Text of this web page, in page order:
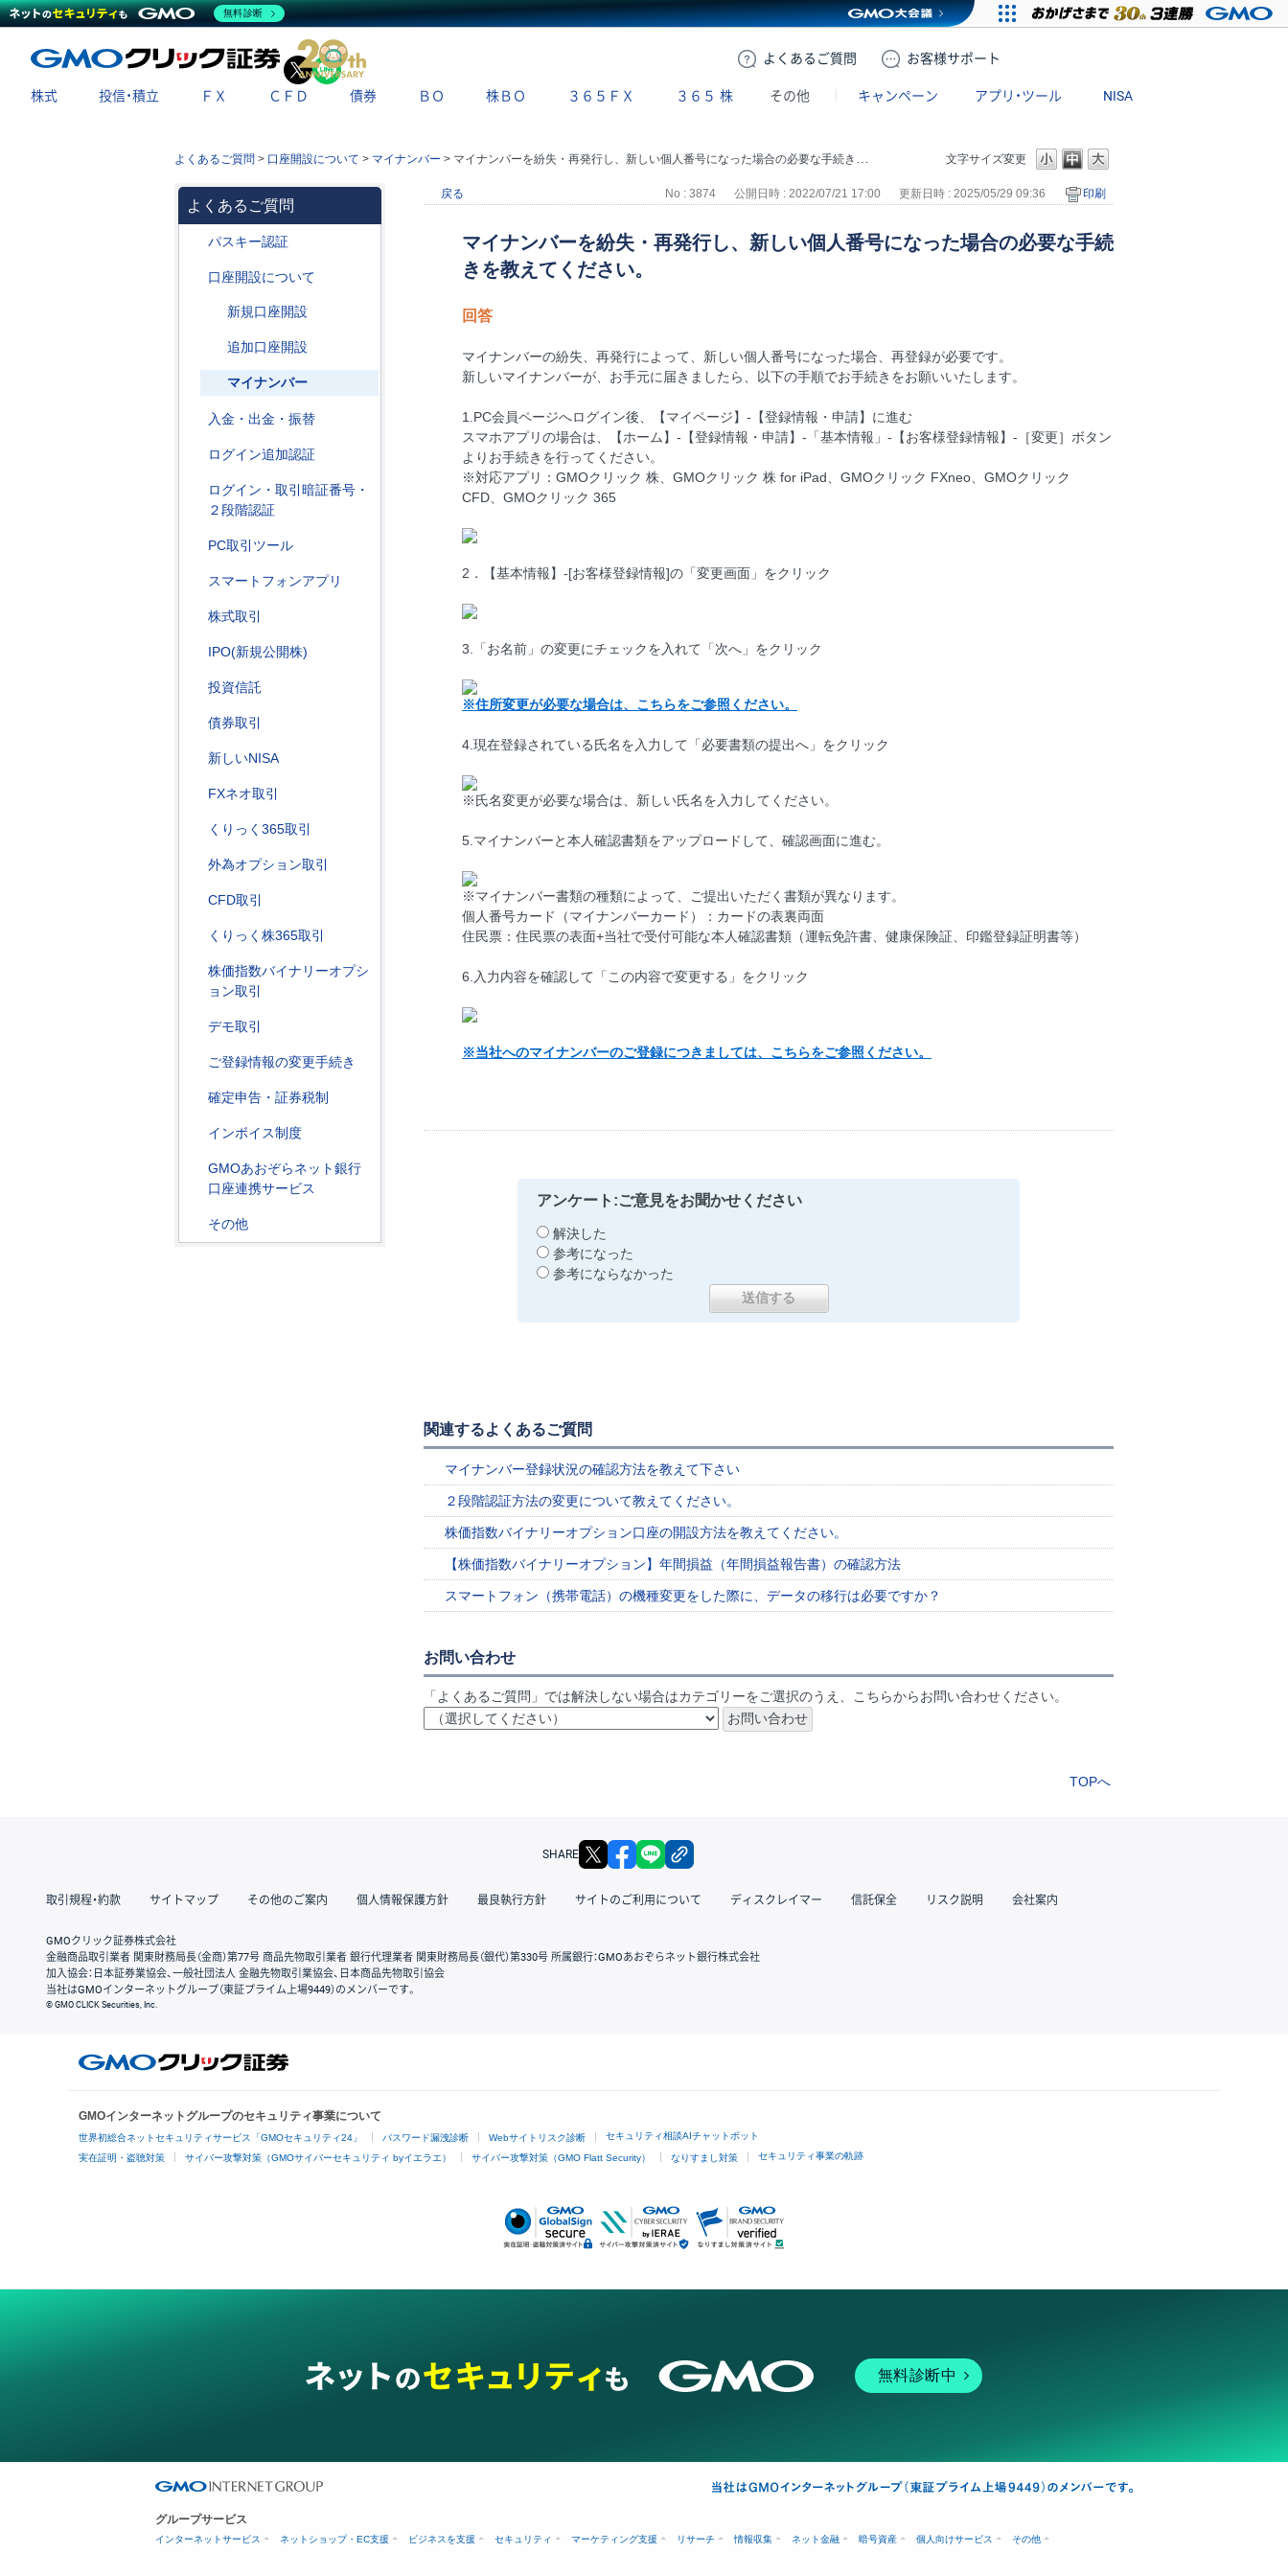
よくある ご質問 お客様サポート
X
株式 投信・積立 ＦＸ ＣＦＤ 債券 ＢＯ 株ＢＯ ３６５ＦＸ ３６５ 株 その他 キャンペーン アプリ・ツール NISA
文字サイズ変更
よくあるご質問 > 口座開設について > マイナンバー > マイナンバーを紛失・再発行し、新しい個人番号になった場合の必要な手続きを教えてください。
よくあるご質問
パスキー認証
口座開設について
新規口座開設
追加口座開設
マイナンバー
入金・出金・振替
ログイン追加認証
ログイン・取引暗証番号・
２段階認証
PC取引ツール
スマートフォンアプリ
株式取引
IPO(新規公開株)
投資信託
債券取引
新しいNISA
FXネオ取引
くりっく365取引
外為オプション取引
CFD取引
くりっく株365取引
株価指数バイナリーオプシ
ョン取引
デモ取引
ご登録情報の変更手続き
確定申告・証券税制
インボイス制度
GMOあおぞらネット銀行
口座連携サービス
その他
戻る No : 3874 公開日時 : 2022/07/21 17:00 更新日時 : 2025/05/29 09:36 印刷
マイナンバーを紛失・再発行し、新しい個人番号になった場合の必要な手続
きを教えてください。
回答
マイナンバーの紛失、再発行によって、新しい個人番号になった場合、再登録が必要です。
新しいマイナンバーが、お手元に届きましたら、以下の手順でお手続きをお願いいたします。
1.PC会員ページへログイン後、【マイページ】-【登録情報・申請】に進む
スマホアプリの場合は、【ホーム】-【登録情報・申請】-「基本情報」-【お客様登録情報】-［変更］ボタン
よりお手続きを行ってください。
※対応アプリ：GMOクリック 株、GMOクリック 株 for iPad、GMOクリック FXneo、GMOクリック
CFD、GMOクリック 365
2．【基本情報】-[お客様登録情報]の「変更画面」をクリック
3.「お名前」の変更にチェックを入れて「次へ」をクリック
※住所変更が必要な場合は、こちらをご参照ください。
4.現在登録されている氏名を入力して「必要書類の提出へ」をクリック
※氏名変更が必要な場合は、新しい氏名を入力してください。
5.マイナンバーと本人確認書類をアップロードして、確認画面に進む。
※マイナンバー書類の種類によって、ご提出いただく書類が異なります。
個人番号カード（マイナンバーカード）：カードの表裏両面
住民票：住民票の表面+当社で受付可能な本人確認書類（運転免許書、健康保険証、印鑑登録証明書等）
6.入力内容を確認して「この内容で変更する」をクリック
※当社へのマイナンバーのご登録につきましては、こちらをご参照ください。
アンケート:ご意見をお聞かせください
解決した
参考になった
参考にならなかった
関連するよくあるご質問
マイナンバー登録状況の確認方法を教えて下さい
２段階認証方法の変更について教えてください。
株価指数バイナリーオプション口座の開設方法を教えてください。
【株価指数バイナリーオプション】年間損益（年間損益報告書）の確認方法
スマートフォン（携帯電話）の機種変更をした際に、データの移行は必要ですか？
お問い合わせ
「よくあるご質問」では解決しない場合はカテゴリーをご選択のうえ、こちらからお問い合わせください。
TOPへ
SHARE X facebook
取引規程・約款 サイトマップ その他のご案内 個人情報保護方針 最良執行方針 サイトのご利用について ディスクレイマー 信託保全 リスク説明 会社案内
GMOクリック証券株式会社
金融商品取引業者 関東財務局長（金商）第77号 商品先物取引業者 銀行代理業者 関東財務局長（銀代）第330号 所属銀行：GMOあおぞらネット銀行株式会社
加入協会：日本証券業協会、一般社団法人 金融先物取引業協会、日本商品先物取引協会
当社はGMOインターネットグループ（東証プライム上場9449）のメンバーです。
© GMO CLICK Securities, Inc.
GMOインターネットグループのセキュリティ事業について
世界初総合ネットセキュリティサービス「GMOセキュリティ24」 パスワード漏洩診断 Webサイトリスク診断 セキュリティ相談AIチャットボット
実在証明・盗聴対策 サイバー攻撃対策（GMOサイバーセキュリティ byイエラエ） サイバー攻撃対策（GMO Flatt Security） なりすまし対策 セキュリティ事業の軌跡
無料診断中
グループサービス
インターネットサービス ネットショップ・EC支援 ビジネスを支援 セキュリティ マーケティング支援 リサーチ 情報収集 ネット金融 暗号資産 個人向けサービス その他
無料診断